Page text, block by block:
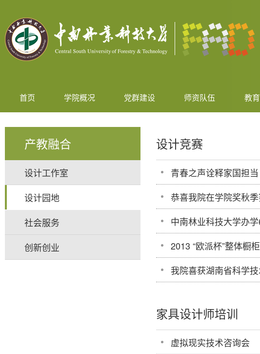
首页 学院概况 党群建设 师资队伍 教
产教融合
设计工作室
设计园地
社会服务
创新创业
设计竞赛
青春之声诠释家国担
恭喜我院在学院奖秋
中南林业科技大学办
2013 “欧派杯”整体橱
我院喜获湖南省科学
家具设计师培训
虚拟现实技术咨询会